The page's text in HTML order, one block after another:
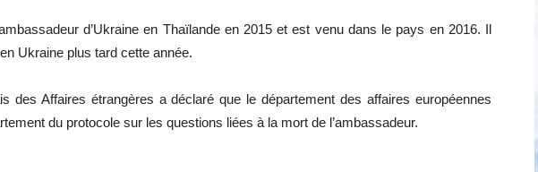
d’Ukraine en Thaïlande en 2015 et est venu dans le pays en 2016. Il
Ukraine plus tard cette année.
des Affaires étrangères a déclaré que le département des affaires européennes
du protocole sur les questions liées à la mort de l’ambassadeur.